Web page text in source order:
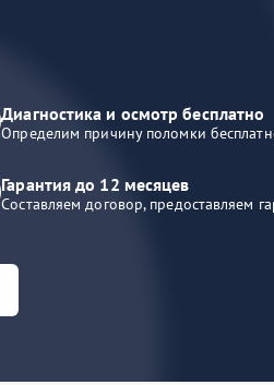
Диагностика и осмотр бесплатно
Определим причину поломки
Гарантия до 12 месяцев
Составляем договор, предоставляем